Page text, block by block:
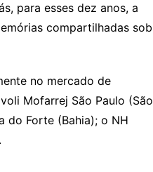
para esses dez anos, a
compartilhadas sob
no mercado de
Mofarrej São Paulo (São
do Forte (Bahia); o NH